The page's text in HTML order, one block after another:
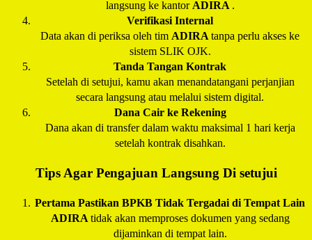
langsung ke kantor ADIRA .
Verifikasi Internal
Data akan di periksa oleh tim ADIRA tanpa perlu akses ke
sistem SLIK OJK.
Tanda Tangan Kontrak
Setelah di setujui, kamu akan menandatangani perjanjian
secara langsung atau melalui sistem digital.
Dana Cair ke Rekening
Dana akan di transfer dalam waktu maksimal 1 hari kerja
setelah kontrak disahkan.
Tips Agar Pengajuan Langsung Di setujui
Pertama Pastikan BPKB Tidak Tergadai di Tempat Lain
ADIRA tidak akan memproses dokumen yang sedang
dijaminkan di tempat lain.